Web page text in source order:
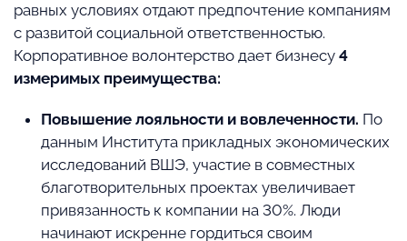
равных условиях отдают предпочтение компаниям
с развитой социальной ответственностью.
Корпоративное волонтерство дает бизнесу 4
измеримых преимущества:
Повышение лояльности и вовлеченности. По
данным Института прикладных экономических
исследований ВШЭ, участие в совместных
благотворительных проектах увеличивает
привязанность к компании на 30%. Люди
начинают искренне гордиться своим